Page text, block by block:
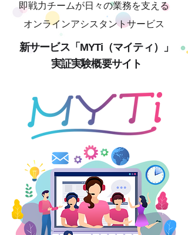
即戦力チームが日々の業務を支える
オンラインアシスタントサービス
新サービス「MYTi（マイティ）」
実証実験概要サイト